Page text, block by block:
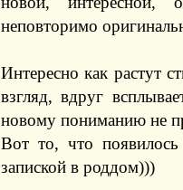
неповторимо
Интересно как растут
взгляд, вдруг
новому пониманию не
Вот то, что
запиской в роддом)))